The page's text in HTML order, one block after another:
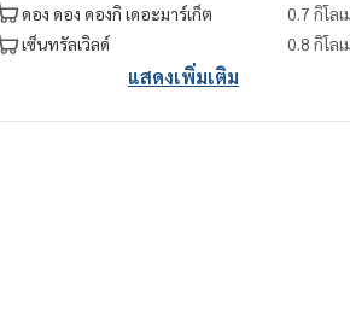
ดอง ดอง ดองกิ เดอะมาร์เก็ต
0.7 กิโล
เซ็นทรัลเวิลด์
0.8 กิโล
แสดงเพิ่มเติม